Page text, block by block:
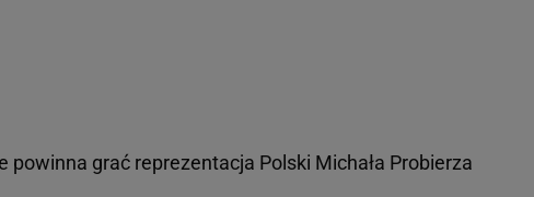
powinna grać reprezentacja Polski Michała Probierza